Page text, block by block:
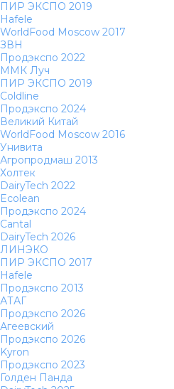
ПИР ЭКСПО 2019
Hafele
WorldFood Moscow 2017
ЗВН
Продэкспо 2022
ММК Луч
ПИР ЭКСПО 2019
Coldline
Продэкспо 2024
Великий Китай
WorldFood Moscow 2016
Унивита
Агропродмаш 2013
Холтек
DairyTech 2022
Ecolean
Продэкспо 2024
Cantal
DairyTech 2026
ЛИНЭКО
ПИР ЭКСПО 2017
Hafele
Продэкспо 2013
АТАГ
Продэкспо 2026
Агеевский
Продэкспо 2026
Kyron
Продэкспо 2023
Голден Панда